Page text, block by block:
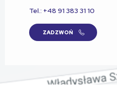
Tel.: +48 91 383 31 10
ZADZWOŃ